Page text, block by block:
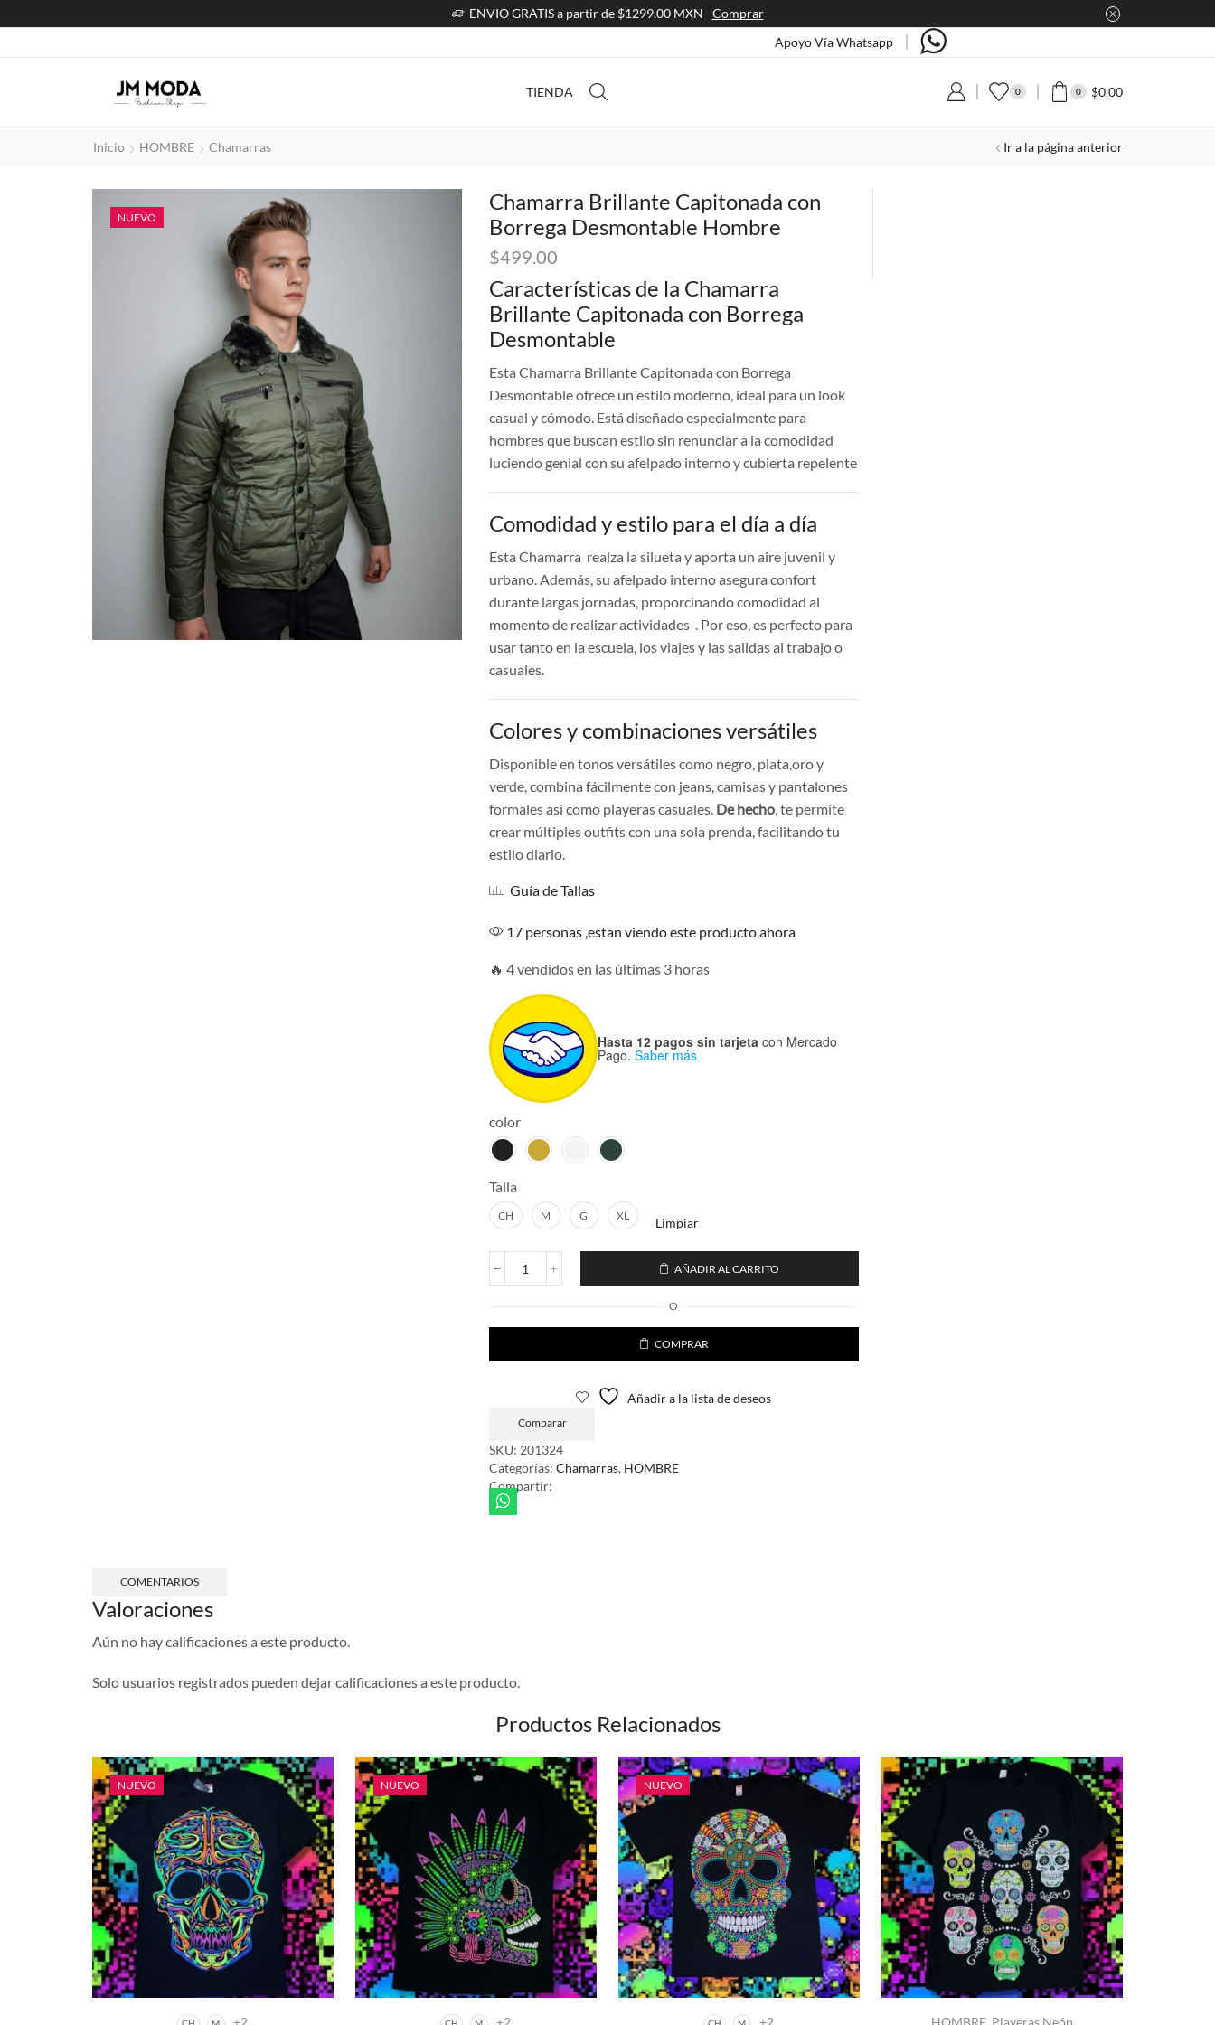
ENVIO GRATIS a partir de $1299.00 MXN
Comprar
Apoyo Vía Whatsapp
TIENDA 0 0 $0.00
Inicio HOMBRE Chamarras Ir a la página anterior
NUEVO
Chamarra Brillante Capitonada con
Borrega Desmontable Hombre
$499.00
Características de la Chamarra
Brillante Capitonada con Borrega
Desmontable
Esta Chamarra Brillante Capitonada con Borrega
Desmontable ofrece un estilo moderno, ideal para un look
casual y cómodo. Está diseñado especialmente para
hombres que buscan estilo sin renunciar a la comodidad
luciendo genial con su afelpado interno y cubierta repelente
Comodidad y estilo para el día a día
Esta Chamarra realza la silueta y aporta un aire juvenil y
urbano. Además, su afelpado interno asegura confort
durante largas jornadas, proporcinando comodidad al
momento de realizar actividades . Por eso, es perfecto para
usar tanto en la escuela, los viajes y las salidas al trabajo o
casuales.
Colores y combinaciones versátiles
Disponible en tonos versátiles como negro, plata,oro y
verde, combina fácilmente con jeans, camisas y pantalones
formales asi como playeras casuales. De hecho, te permite
crear múltiples outfits con una sola prenda, facilitando tu
estilo diario.
Guía de Tallas
17 personas ,estan viendo este producto ahora
🔥 4 vendidos en las últimas 3 horas
Hasta 12 pagos sin tarjetacon Mercado
Pago. Saber más
color
Talla
CH M G XL Limpiar
Chamarra
con
Desmontable
AÑADIR AL CARRITO
O
COMPRAR
Añadir a la lista de deseos
Comparar
SKU: 201324
Categorías: Chamarras, HOMBRE
Compartir:
COMENTARIOS
Valoraciones
Aún no hay calificaciones a este producto.
Solo usuarios registrados pueden dejar calificaciones a este producto.
Productos Relacionados
NUEVO NUEVO NUEVO